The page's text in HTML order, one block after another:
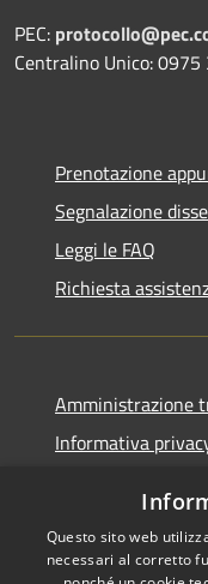
PEC:
Centralino Unico:
Prenotazione
Segnalazione
Leggi le FAQ
Richiesta
Amministrazione
Informativa
Dichiarazione di
Questo sito web
necessari al corretto